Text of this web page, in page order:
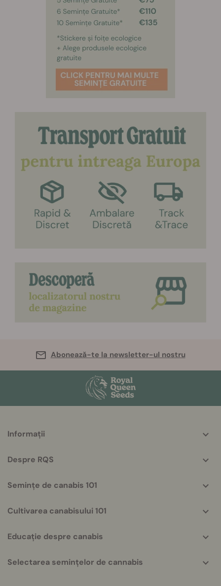
Abonează-te la newsletter-ul nostru
helpful
Informații
Despre RQS
Semințe de canabis 101
Cultivarea canabisului 101
Educație despre canabis
Selectarea semințelor de cannabis